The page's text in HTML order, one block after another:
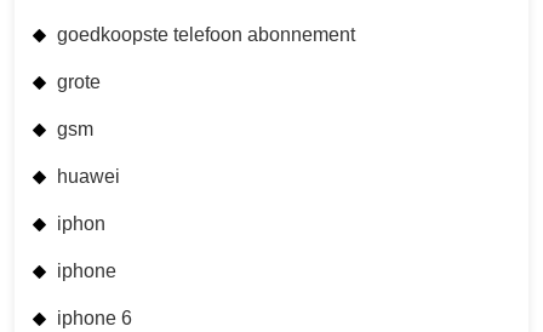
goedkoopste telefoon abonnement
grote
gsm
huawei
iphon
iphone
iphone 6